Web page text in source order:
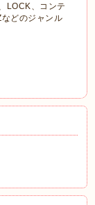
LOCK、コンテ
どのジャンル